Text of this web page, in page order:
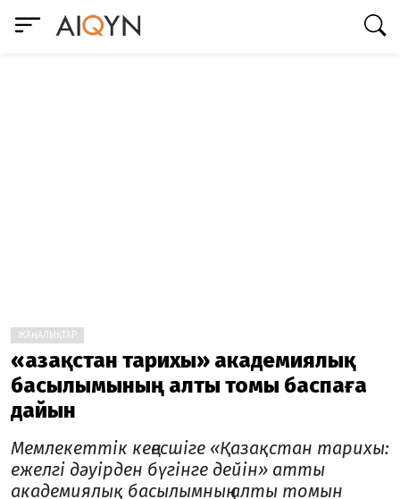
ЖАҢАЛЫҚТАР
«Қазақстан тарихы» академиялық
басылымының алты томы баспаға
дайын
Мемлекеттік кеңесшіге «Қазақстан тарихы:
ежелгі дәуірден бүгінге дейін» атты
академиялық басылымның алты томын